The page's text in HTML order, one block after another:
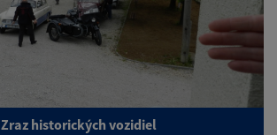
Zraz historických vozidiel